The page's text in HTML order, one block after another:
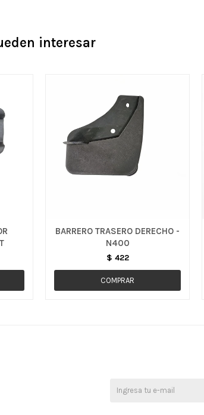
interesar
BARRERO TRASERO DERECHO -
N400
$ 422